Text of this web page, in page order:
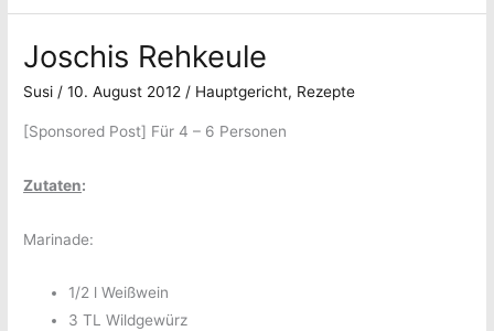
Rouladen-
Geschnetzeltes
Joschis Rehkeule
Susi /10. August 2012 / Hauptgericht, Rezepte
[Sponsored Post] Für 4 – 6 Personen
Zutaten:
Marinade:
1/2 l Weißwein
3 TL Wildgewürz